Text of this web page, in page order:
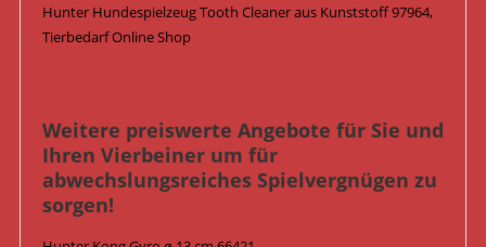
Hunter Hundespielzeug Tooth Cleaner aus Kunststoff 97964,
Tierbedarf Online Shop
Weitere preiswerte Angebote für Sie und
Ihren Vierbeiner um für
abwechslungsreiches Spielvergnügen zu
sorgen!